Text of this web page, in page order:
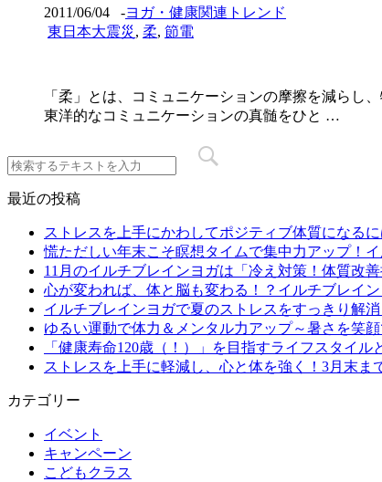
2011/06/04 -ヨガ・健康関連トレンド
東日本大震災, 柔, 節電
「柔」とは、コミュニケーションの摩擦を減らし
東洋的なコミュニケーションの真髄をひと …
最近の投稿
ストレスを上手にかわしてポジティブ体質になる
慌ただしい年末こそ瞑想タイムで集中力アップ！
11月のイルチブレインヨガは「冷え対策！体質改
心が変われば、体と脳も変わる！？イルチブレイ
イルチブレインヨガで夏のストレスをすっきり解消
ゆるい運動で体力＆メンタル力アップ～暑さを笑
「健康寿命120歳（！）」を目指すライフスタイ
ストレスを上手に軽減し、心と体を強く！3月末
カテゴリー
イベント
キャンペーン
こどもクラス